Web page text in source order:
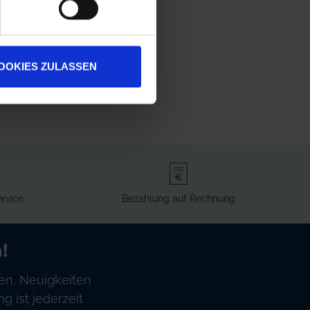
ZULASSEN
Bezahlung auf Rechnung
Neuigkeiten
ist jederzeit